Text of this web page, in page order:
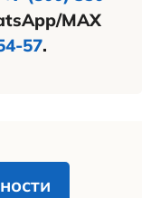
MAX
57.